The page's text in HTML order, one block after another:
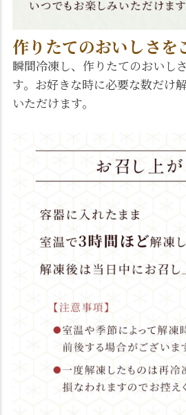
作りたてのおいしさを
瞬間冷凍し、作りたてのおいし
す。お好きな時に必要な数だけ
いただけます。